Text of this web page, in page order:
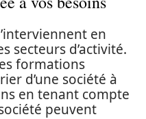
en
secteurs d’activité.
formations
d’une société à
en tenant compte
peuvent